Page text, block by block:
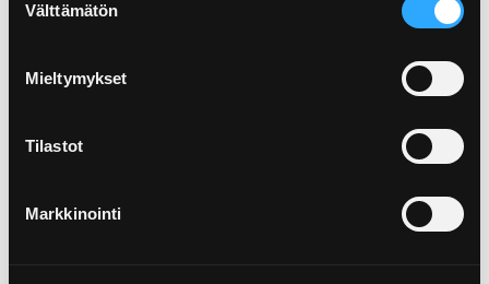
valinta
Välttämätön
Mieltymykset
Tilastot
Markkinointi
Moottoriöljy, maalipurkit, metalliosat…
Ei tarvitse olla autoharrastaja kerryttääkseen autotalliin